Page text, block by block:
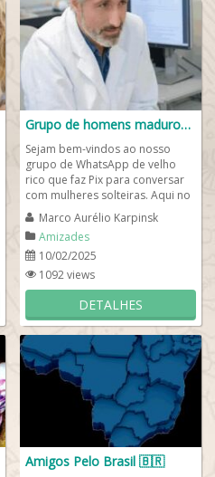
Grupo de homens maduros 🧔🏻‍♂️
Sejam bem-vindos ao nosso
grupo de WhatsApp de velho
rico que faz Pix para conversar
com mulheres solteiras. Aqui no
nosso grupo você conhece
homens maduros...
Marco Aurélio Karpinsk
Amizades
10/02/2025
1092 views
DETALHES
Amigos Pelo Brasil 🇧🇷